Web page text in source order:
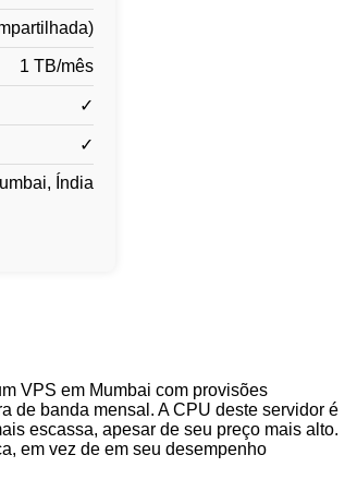
1 TB/mês
✓
✓
Índia
VPS em Mumbai com provisões
de banda mensal. A CPU deste servidor é
escassa, apesar de seu preço mais alto.
em vez de em seu desempenho